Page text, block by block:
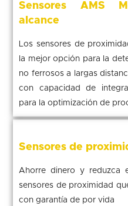
Sensores AMS
alcance
Los sensores de
la mejor opción para la
no ferrosos a largas
con capacidad de
para la optimización de
Sensores de
Ahorre dinero y reduzca
sensores de proximidad
con garantía de por vida